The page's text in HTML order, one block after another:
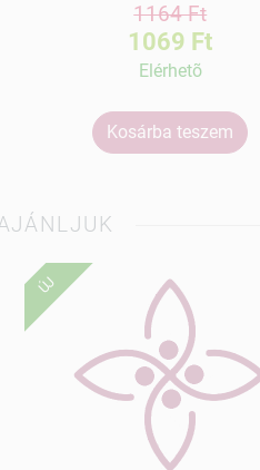
1164 Ft
1069 Ft
Elérhetõ
Kosárba teszem
ÚJ